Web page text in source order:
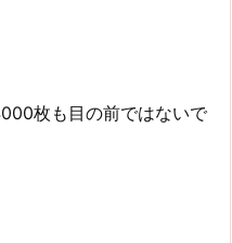
枚も目の前ではないで